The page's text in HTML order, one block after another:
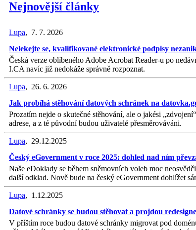
Nejnovější články
Lupa, 7. 7. 2026
Nelekejte se, kvalifikované elektronické podpisy
Česká verze oblíbeného Adobe Acrobat Reader-u po
I.CA navíc již nedokáže správně rozpoznat.
Lupa, 26. 6. 2026
Jak probíhá stěhování datových schránek na
Prozatím nejde o skutečné stěhování, ale o jakési
adrese, a z té původní budou uživatelé přesměrováváni.
Lupa, 29.12.2025
Český eGovernment v roce 2025: dohled nad ním
Naše eDoklady se během sněmovních voleb moc
další odklad. Nově bude na český eGovernment dohlížet
Lupa, 1.12.2025
Datové schránky se budou stěhovat a projdou
V příštím roce budou datové schránky migrovat pod